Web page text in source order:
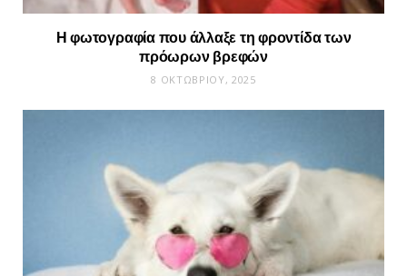
Η φωτογραφία που άλλαξε τη φροντίδα των
πρόωρων βρεφών
8 ΟΚΤΩΒΡΊΟΥ, 2025